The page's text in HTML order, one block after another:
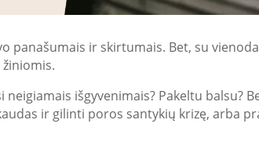
panašumais ir skirtumais. Bet, su
išgyvenimais? Pakeltu balsu?
ir gilinti poros santykių krizę, arba